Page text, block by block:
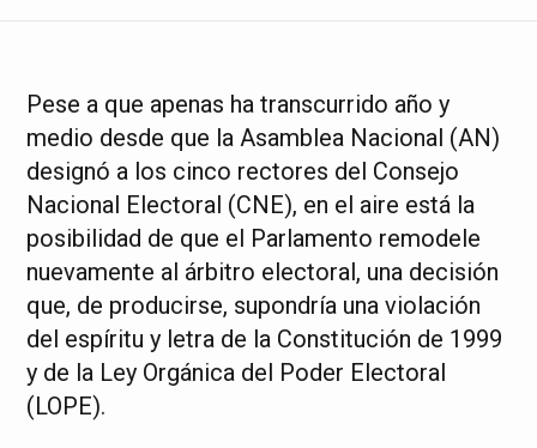
Pese a que apenas ha transcurrido año y
medio desde que la Asamblea Nacional (AN)
designó a los cinco rectores del Consejo
Nacional Electoral (CNE), en el aire está la
posibilidad de que el Parlamento remodele
nuevamente al árbitro electoral, una decisión
que, de producirse, supondría una violación
del espíritu y letra de la Constitución de 1999
y de la Ley Orgánica del Poder Electoral
(LOPE).